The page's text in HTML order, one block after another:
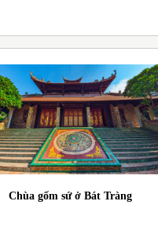
Chùa gốm sứ ở Bát Tràng